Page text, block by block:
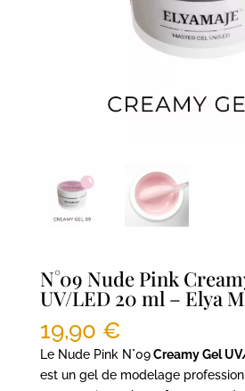
N°09 Nude Pink
UV/LED 20 ml – Elya
19,90 €
Le Nude Pink N°09Creamy Gel
est un gel de modelage